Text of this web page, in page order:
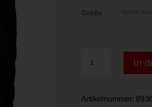
Größe
Hose
Menge
In
Artikelnummer: